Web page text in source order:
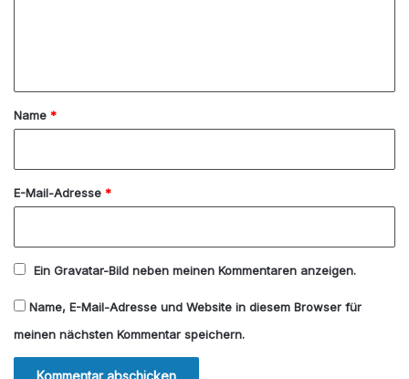
a
Name *
E-Mail-Adresse *
Ein Gravatar-Bild neben meinen Kommentaren anzeigen.
Name, E-Mail-Adresse und Website in diesem Browser für
meinen nächsten Kommentar speichern.